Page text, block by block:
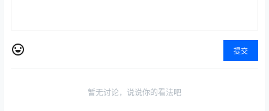
提交
暂无讨论，说说你的看法吧